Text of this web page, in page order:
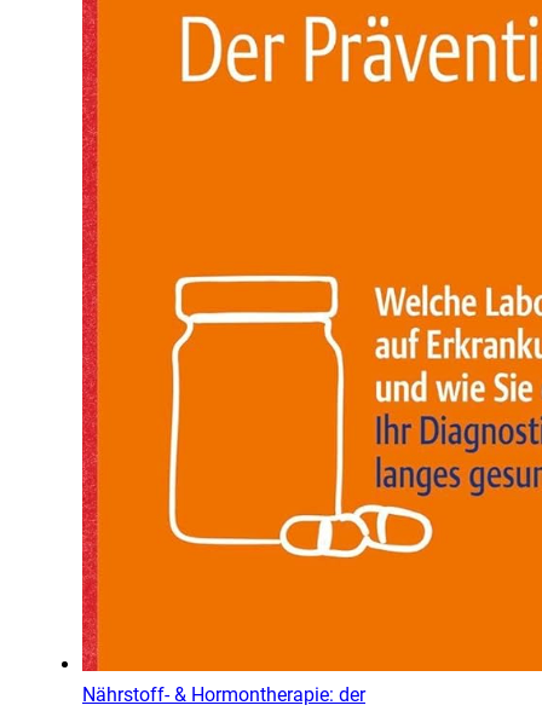
Nährstoff- & Hormontherapie: der